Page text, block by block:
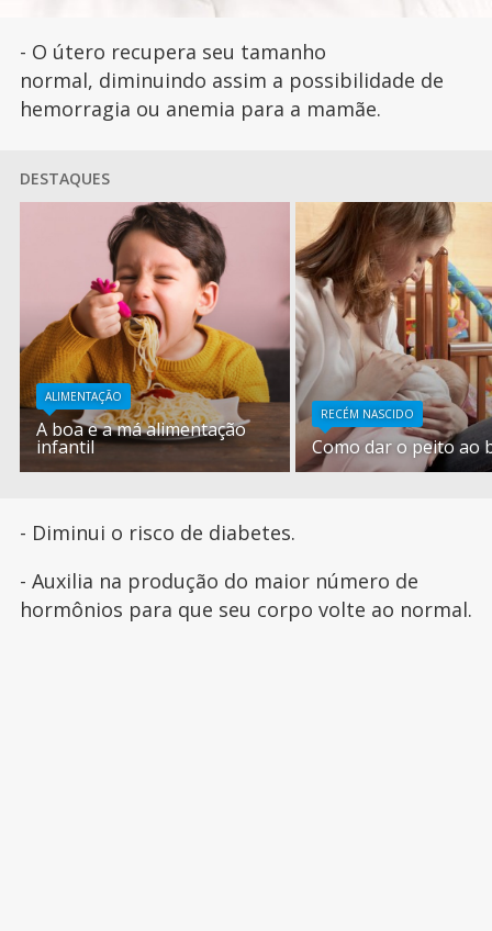
- O útero recupera seu tamanho
normal, diminuindo assim a possibilidade de
hemorragia ou anemia para a mamãe.
DESTAQUES
ALIMENTAÇÃO
A boa e a má alimentação
infantil
RECÉM NASCIDO
Como dar o peito ao
- Diminui o risco de diabetes.
- Auxilia na produção do maior número de
hormônios para que seu corpo volte ao normal.